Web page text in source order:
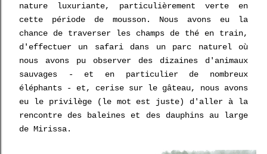
nature luxuriante, particulièrement verte en
cette période de mousson. Nous avons eu la
chance de traverser les champs de thé en train,
d'effectuer un safari dans un parc naturel où
nous avons pu observer des dizaines d'animaux
sauvages - et en particulier de nombreux
éléphants - et, cerise sur le gâteau, nous avons
eu le privilège (le mot est juste) d'aller à la
rencontre des baleines et des dauphins au large
de Mirissa.